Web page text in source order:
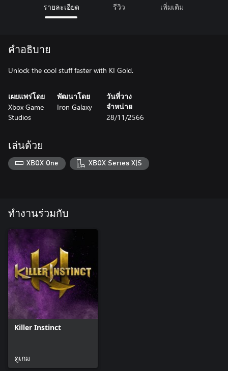
รายละเอียด รีวิว เพิ่มเติม
คำอธิบาย
Unlock the cool stuff faster with KI Gold.
เผยแพร่โดย
Xbox Game
Studios
พัฒนาโดย
Iron Galaxy
วันที่วาง
จำหน่าย
28/11/2566
เล่นด้วย
XBOX One XBOX Series X|S
ทำงานร่วมกับ
Killer Instinct
ดูเกม